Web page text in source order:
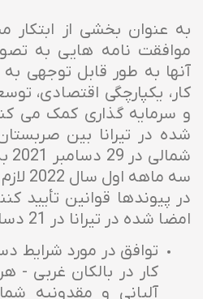
به عنوان بخشی از ابتکار
موافقت نامه هایی به
آنها به طور قابل توجهی
کار، یکپارچگی اقتصادی،
و سرمایه گذاری کمک می
شده در تیرانا بین
سه ماهه اول سال 2022 لازم الاجرا خواهد شد.
در پیوندها قوانین تأیید
امضا شده در تیرانا در 21 دسامبر 2021 است:
توافق در مورد شرایط
کار در بالکان غربی -
آلبانی و مقدونیه